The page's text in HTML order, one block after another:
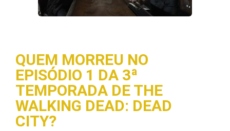
QUEM MORREU NO
EPISÓDIO 1 DA 3ª
TEMPORADA DE THE
WALKING DEAD: DEAD
CITY?